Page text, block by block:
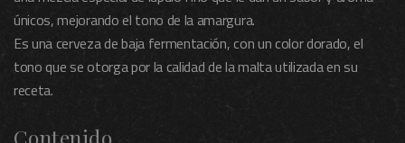
únicos, mejorando el tono de la amargura.
Es una cerveza de baja fermentación, con un color dorado, el
tono que se otorga por la calidad de la malta utilizada en su
receta.
Contenido